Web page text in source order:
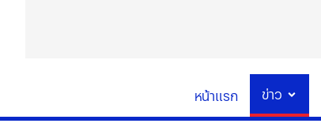
หน้าแรก ข่าว